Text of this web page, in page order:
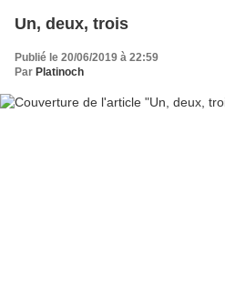
Un, deux, trois
Publié le 20/06/2019 à 22:59
Par Platinoch